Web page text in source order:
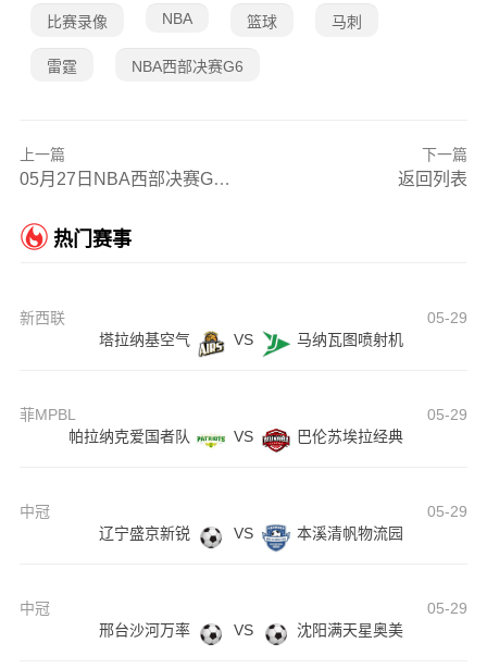
比赛录像 NBA 篮球 马刺
雷霆 NBA西部决赛G6
上一篇
05月27日NBA西部决赛G5 马刺 - 雷霆 全场录像
下一篇
返回列表
热门赛事
新西联
05-29
塔拉纳基空气
VS 马纳瓦图喷射机
菲MPBL
05-29
帕拉纳克爱国者队
VS 巴伦苏埃拉经典
中冠
05-29
辽宁盛京新锐
VS 本溪清帆物流园
中冠
05-29
邢台沙河万率
VS 沈阳满天星奥美